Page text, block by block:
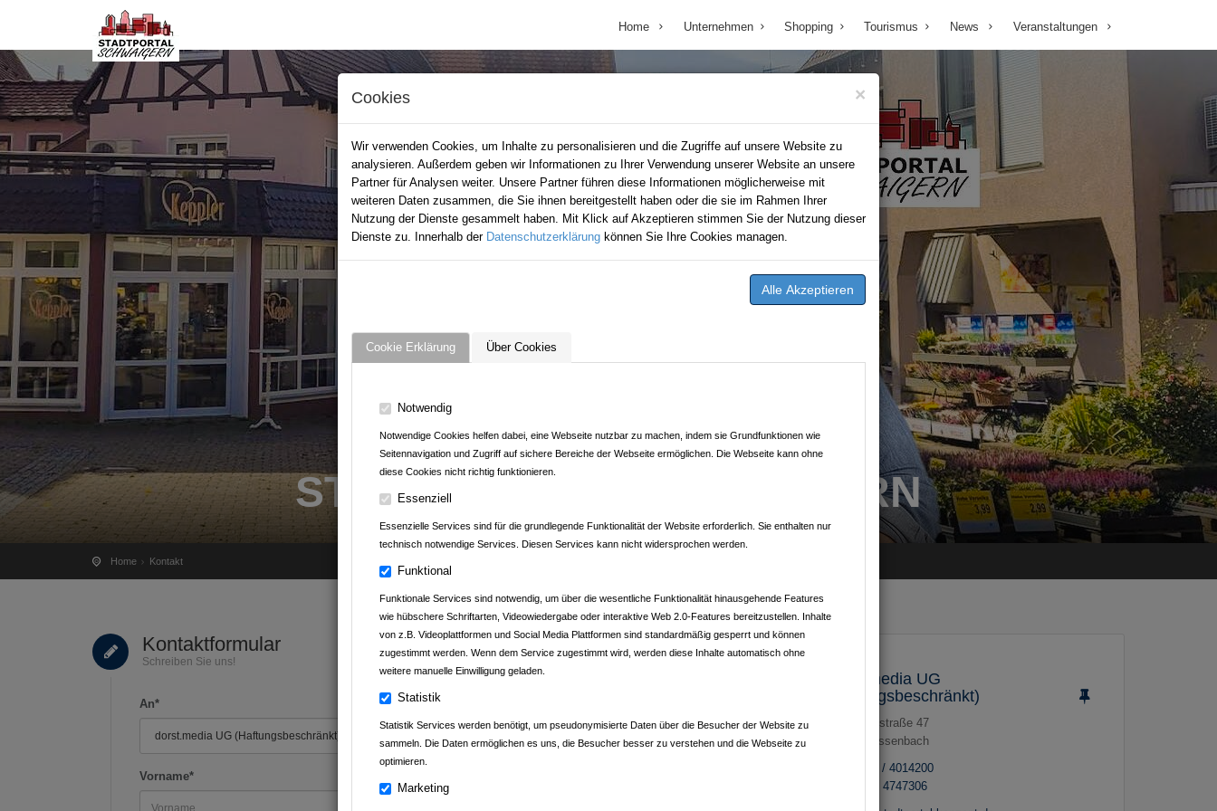
×
Cookies
Wir verwenden Cookies, um Inhalte zu personalisieren und die Zugriffe auf unsere Website zu
analysieren. Außerdem geben wir Informationen zu Ihrer Verwendung unserer Website an unsere
Partner für Analysen weiter. Unsere Partner führen diese Informationen möglicherweise mit
weiteren Daten zusammen, die Sie ihnen bereitgestellt haben oder die sie im Rahmen Ihrer
Nutzung der Dienste gesammelt haben. Mit Klick auf Akzeptieren stimmen Sie der Nutzung dieser
Dienste zu. Innerhalb der Datenschutzerklärung können Sie Ihre Cookies managen.
Cookie Erklärung Über Cookies
Notwendig
Notwendige Cookies helfen dabei, eine Webseite nutzbar zu machen, indem sie Grundfunktionen wie
Seitennavigation und Zugriff auf sichere Bereiche der Webseite ermöglichen. Die Webseite kann ohne
diese Cookies nicht richtig funktionieren.
Essenziell
Essenzielle Services sind für die grundlegende Funktionalität der Website erforderlich. Sie enthalten nur
technisch notwendige Services. Diesen Services kann nicht widersprochen werden.
Funktional
Funktionale Services sind notwendig, um über die wesentliche Funktionalität hinausgehende Features
wie hübschere Schriftarten, Videowiedergabe oder interaktive Web 2.0-Features bereitzustellen. Inhalte
von z.B. Videoplattformen und Social Media Plattformen sind standardmäßig gesperrt und können
zugestimmt werden. Wenn dem Service zugestimmt wird, werden diese Inhalte automatisch ohne
weitere manuelle Einwilligung geladen.
Statistik
Statistik Services werden benötigt, um pseudonymisierte Daten über die Besucher der Website zu
sammeln. Die Daten ermöglichen es uns, die Besucher besser zu verstehen und die Webseite zu
optimieren.
Marketing
Home Unternehmen Shopping Tourismus News Veranstaltungen
STADTPORTAL SCHWAIGERN
Home Kontakt
Kontaktformular
Schreiben Sie uns!
An*
Vorname*
dorst.media UG
(haftungsbeschränkt)
Raiffeisenstraße 47
Massenbach
07138 / 4014200
0160 / 4747306